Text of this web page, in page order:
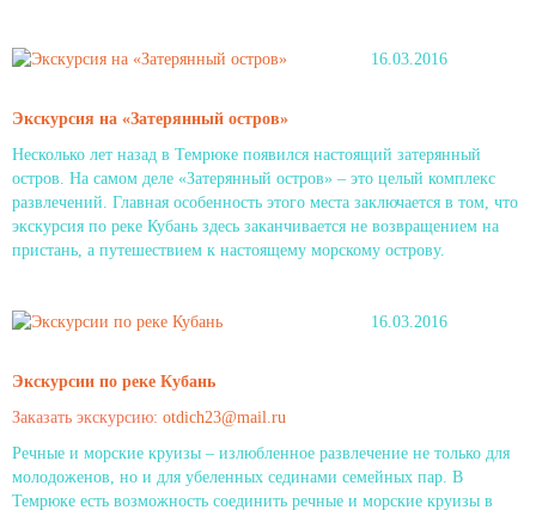
16.03.2016
Экскурсия на «Затерянный остров»
Несколько лет назад в Темрюке появился настоящий затерянный
остров. На самом деле «Затерянный остров» – это целый комплекс
развлечений. Главная особенность этого места заключается в том, что
экскурсия по реке Кубань здесь заканчивается не возвращением на
пристань, а путешествием к настоящему морскому острову.
16.03.2016
Экскурсии по реке Кубань
Заказать экскурсию: otdich23@mail.ru
Речные и морские круизы – излюбленное развлечение не только для
молодоженов, но и для убеленных сединами семейных пар. В
Темрюке есть возможность соединить речные и морские круизы в